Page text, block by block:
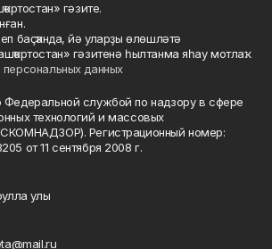
гәзите.
баҫҡанда, йә уларҙы өлөшләтә
гәзитенә һылтанма яһау мотлаҡ.
данных
Федеральной службой по надзору в сфере
технологий и массовых
Регистрационный номер:
от 11 сентября 2008 г.
улы